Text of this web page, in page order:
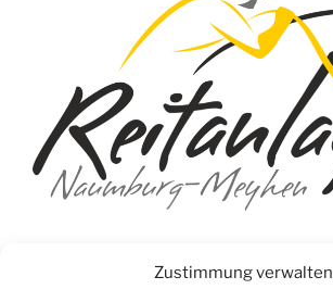
Zustimmung verwalten
Reitanlage & Pferdepension Reinert